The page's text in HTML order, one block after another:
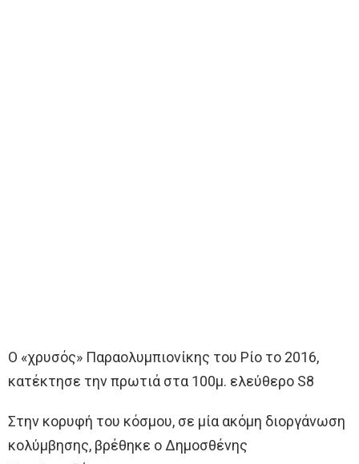
Ο «χρυσός» Παραολυμπιονίκης του Ρίο το 2016,
κατέκτησε την πρωτιά στα 100μ. ελεύθερο S8
Στην κορυφή του κόσμου, σε μία ακόμη διοργάνωση
κολύμβησης, βρέθηκε ο Δημοσθένης